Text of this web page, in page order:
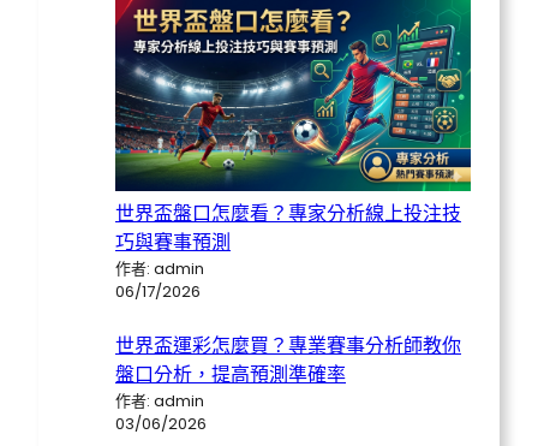
世界盃盤口怎麼看？專家分析線上投注技
巧與賽事預測
作者: admin
06/17/2026
世界盃運彩怎麼買？專業賽事分析師教你
盤口分析，提高預測準確率
作者: admin
03/06/2026